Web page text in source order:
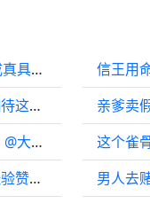
小S生日发文怀念大S，生前星球愿望成真具俊晔晒旧居照
王楚然邓凯雨中氛围感路透来了，你期待这部剧吗？
小丸子终于见到心目中的男神不见了！ @大海网事 你往后稍一稍
同事提狗狗小咪忆可可弟弟，自称有经验赞双宝
信王用
亲爹卖
这个雀